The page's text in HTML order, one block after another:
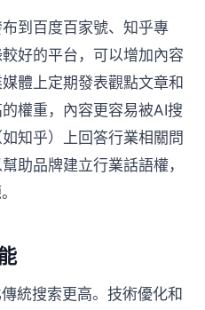
到百度百家號、知乎專
好的平台，可以增加內容
體上定期發表觀點文章和
權重，內容更容易被AI搜
知乎）上回答行業相關問
助品牌建立行業話語權，
統搜索更高。技術優化和